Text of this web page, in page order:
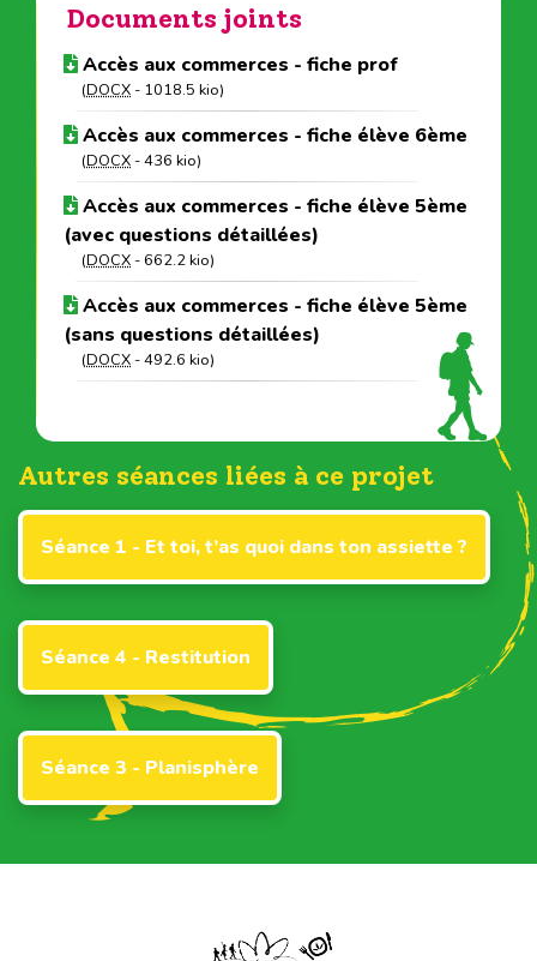
Documents joints
Accès aux commerces - fiche prof
(DOCX - 1018.5 kio)
Accès aux commerces - fiche élève 6ème
(DOCX -436 kio)
Accès aux commerces - fiche élève 5ème
(avec questions détaillées)
(DOCX - 662.2 kio)
Accès aux commerces - fiche élève 5ème
(sans questions détaillées)
(DOCX -492.6 kio)
Autres séances liées à ce projet
Séance 1 - Et toi, t’as quoi dans ton assiette ?
Séance 4 - Restitution
Séance 3 - Planisphère